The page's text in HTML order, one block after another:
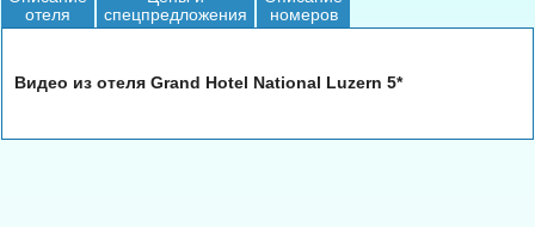
отеля
спецпредложения
номеров
Видео из отеля Grand Hotel National Luzern 5*